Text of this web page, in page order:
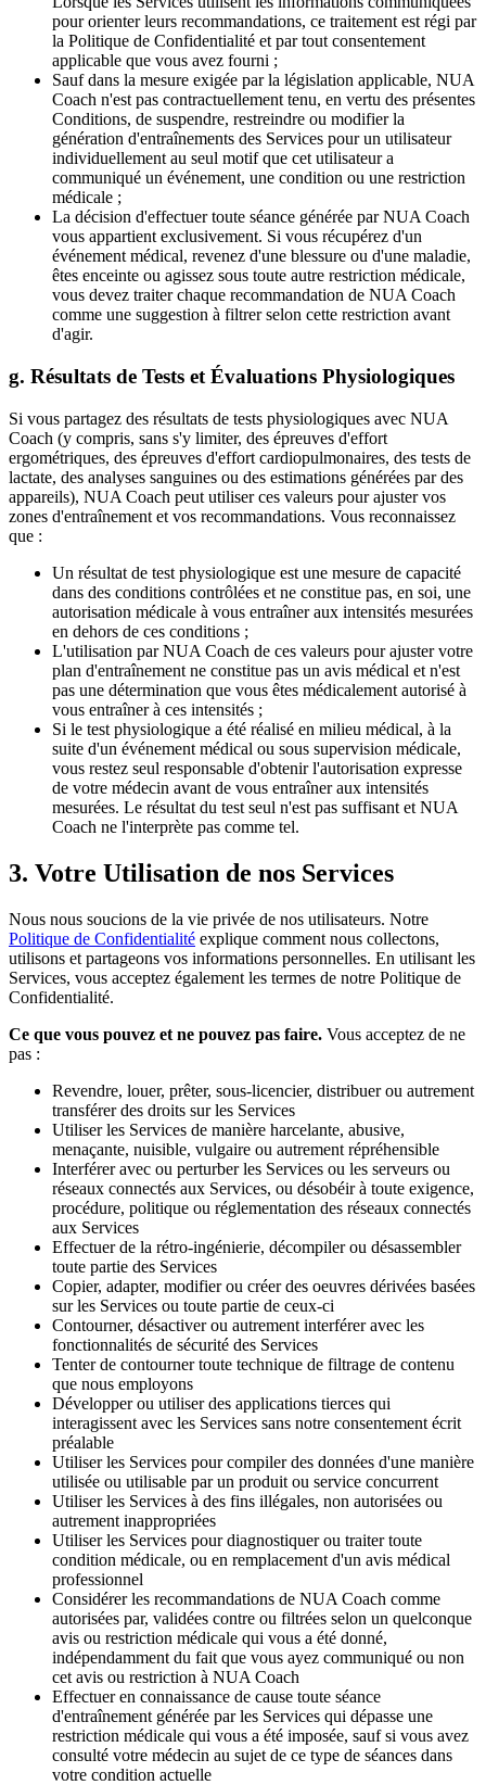
pour orienter leurs recommandations, ce traitement est régi par
la Politique de Confidentialité et par tout consentement
applicable que vous avez fourni ;
Sauf dans la mesure exigée par la législation applicable, NUA
Coach n'est pas contractuellement tenu, en vertu des présentes
Conditions, de suspendre, restreindre ou modifier la
génération d'entraînements des Services pour un utilisateur
individuellement au seul motif que cet utilisateur a
communiqué un événement, une condition ou une restriction
médicale ;
La décision d'effectuer toute séance générée par NUA Coach
vous appartient exclusivement. Si vous récupérez d'un
événement médical, revenez d'une blessure ou d'une maladie,
êtes enceinte ou agissez sous toute autre restriction médicale,
vous devez traiter chaque recommandation de NUA Coach
comme une suggestion à filtrer selon cette restriction avant
d'agir.
g. Résultats de Tests et Évaluations Physiologiques
Si vous partagez des résultats de tests physiologiques avec NUA
Coach (y compris, sans s'y limiter, des épreuves d'effort
ergométriques, des épreuves d'effort cardiopulmonaires, des tests de
lactate, des analyses sanguines ou des estimations générées par des
appareils), NUA Coach peut utiliser ces valeurs pour ajuster vos
zones d'entraînement et vos recommandations. Vous reconnaissez
que :
Un résultat de test physiologique est une mesure de capacité
dans des conditions contrôlées et ne constitue pas, en soi, une
autorisation médicale à vous entraîner aux intensités mesurées
en dehors de ces conditions ;
L'utilisation par NUA Coach de ces valeurs pour ajuster votre
plan d'entraînement ne constitue pas un avis médical et n'est
pas une détermination que vous êtes médicalement autorisé à
vous entraîner à ces intensités ;
Si le test physiologique a été réalisé en milieu médical, à la
suite d'un événement médical ou sous supervision médicale,
vous restez seul responsable d'obtenir l'autorisation expresse
de votre médecin avant de vous entraîner aux intensités
mesurées. Le résultat du test seul n'est pas suffisant et NUA
Coach ne l'interprète pas comme tel.
3. Votre Utilisation de nos Services
Nous nous soucions de la vie privée de nos utilisateurs. Notre
Politique de Confidentialité explique comment nous collectons,
utilisons et partageons vos informations personnelles. En utilisant les
Services, vous acceptez également les termes de notre Politique de
Confidentialité.
Ce que vous pouvez et ne pouvez pas faire. Vous acceptez de ne
pas :
Revendre, louer, prêter, sous-licencier, distribuer ou autrement
transférer des droits sur les Services
Utiliser les Services de manière harcelante, abusive,
menaçante, nuisible, vulgaire ou autrement répréhensible
Interférer avec ou perturber les Services ou les serveurs ou
réseaux connectés aux Services, ou désobéir à toute exigence,
procédure, politique ou réglementation des réseaux connectés
aux Services
Effectuer de la rétro-ingénierie, décompiler ou désassembler
toute partie des Services
Copier, adapter, modifier ou créer des oeuvres dérivées basées
sur les Services ou toute partie de ceux-ci
Contourner, désactiver ou autrement interférer avec les
fonctionnalités de sécurité des Services
Tenter de contourner toute technique de filtrage de contenu
que nous employons
Développer ou utiliser des applications tierces qui
interagissent avec les Services sans notre consentement écrit
préalable
Utiliser les Services pour compiler des données d'une manière
utilisée ou utilisable par un produit ou service concurrent
Utiliser les Services à des fins illégales, non autorisées ou
autrement inappropriées
Utiliser les Services pour diagnostiquer ou traiter toute
condition médicale, ou en remplacement d'un avis médical
professionnel
Considérer les recommandations de NUA Coach comme
autorisées par, validées contre ou filtrées selon un quelconque
avis ou restriction médicale qui vous a été donné,
indépendamment du fait que vous ayez communiqué ou non
cet avis ou restriction à NUA Coach
Effectuer en connaissance de cause toute séance
d'entraînement générée par les Services qui dépasse une
restriction médicale qui vous a été imposée, sauf si vous avez
consulté votre médecin au sujet de ce type de séances dans
votre condition actuelle